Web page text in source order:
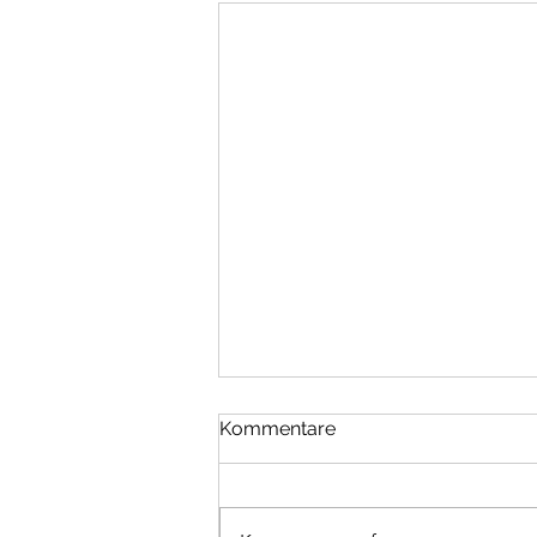
Einladung Turnier Gstaad
06.-08.11.26
Kommentare